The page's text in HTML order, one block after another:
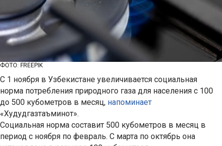
ФОТО: FREEPIK
С 1 ноября в Узбекистане увеличивается социальная
норма потребления природного газа для населения с 100
до 500 кубометров в месяц, напоминает
«Худудгазтаъминот».
Социальная норма составит 500 кубометров в месяц в
период с ноября по февраль. С марта по октябрь она